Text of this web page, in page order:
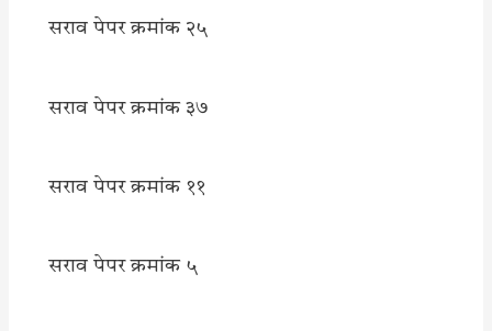
सराव पेपर क्रमांक २५
सराव पेपर क्रमांक ३७
सराव पेपर क्रमांक ११
सराव पेपर क्रमांक ५